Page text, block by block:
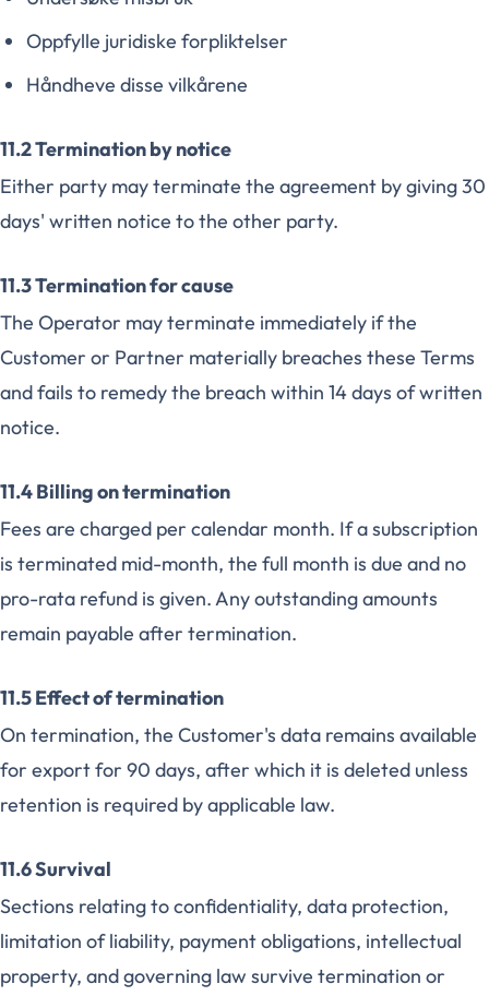
Oppfylle juridiske forpliktelser
Håndheve disse vilkårene
11.2 Termination by notice
Either party may terminate the agreement by giving 30
days' written notice to the other party.
11.3 Termination for cause
The Operator may terminate immediately if the
Customer or Partner materially breaches these Terms
and fails to remedy the breach within 14 days of written
notice.
11.4 Billing on termination
Fees are charged per calendar month. If a subscription
is terminated mid-month, the full month is due and no
pro-rata refund is given. Any outstanding amounts
remain payable after termination.
11.5 Effect of termination
On termination, the Customer's data remains available
for export for 90 days, after which it is deleted unless
retention is required by applicable law.
11.6 Survival
Sections relating to confidentiality, data protection,
limitation of liability, payment obligations, intellectual
property, and governing law survive termination or